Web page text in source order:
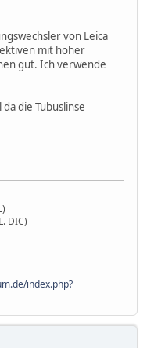
von Leica
mit hoher
gut. Ich verwende
die Tubuslinse
DIC)
index.php?